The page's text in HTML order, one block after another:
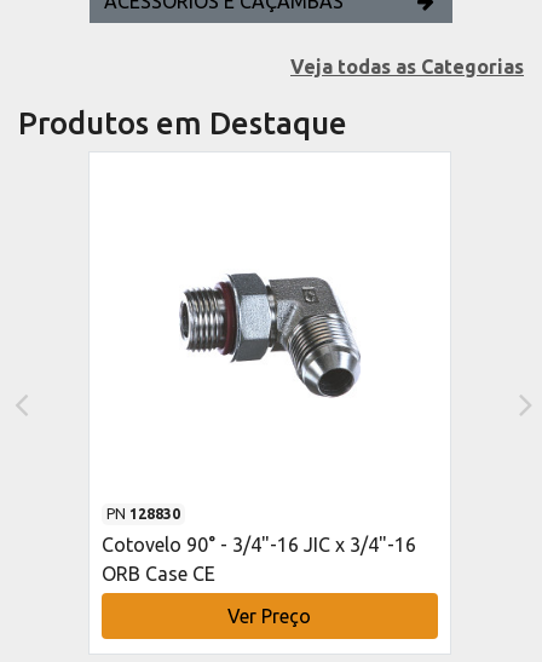
Veja todas as Categorias
Produtos em Destaque
PN 128830
Cotovelo 90° - 3/4"-16 JIC x 3/4"-16
ORB Case CE
Ver Preço